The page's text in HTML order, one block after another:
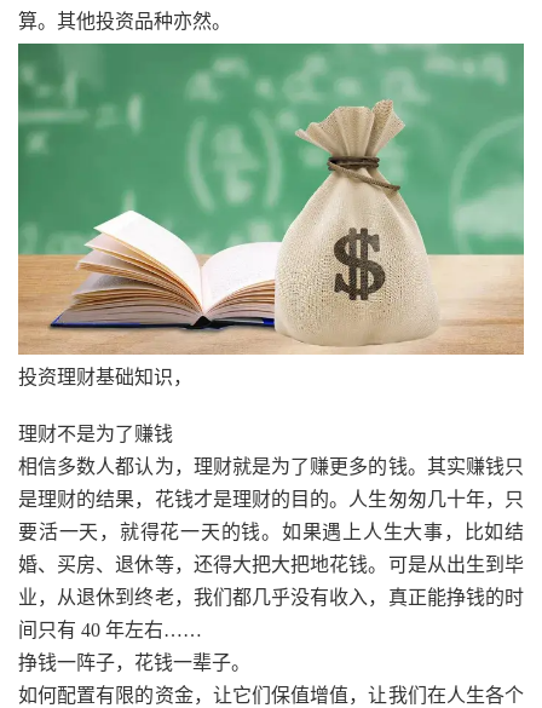
算。其他投资品种亦然。
投资理财基础知识，
理财不是为了赚钱
相信多数人都认为，理财就是为了赚更多的钱。其实赚钱只
是理财的结果，花钱才是理财的目的。人生匆匆几十年，只
要活一天，就得花一天的钱。如果遇上人生大事，比如结
婚、买房、退休等，还得大把大把地花钱。可是从出生到毕
业，从退休到终老，我们都几乎没有收入，真正能挣钱的时
间只有 40 年左右……
挣钱一阵子，花钱一辈子。
如何配置有限的资金，让它们保值增值，让我们在人生各个